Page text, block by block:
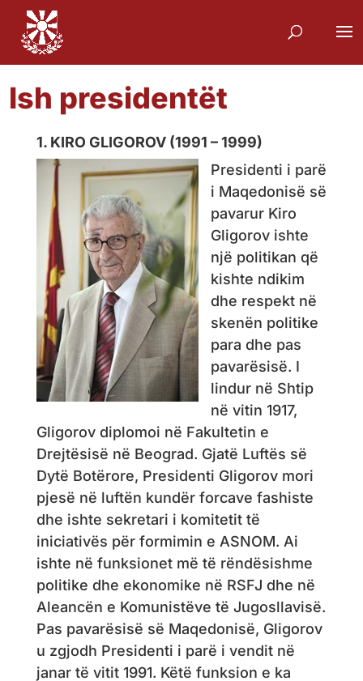
Ish presidentët
1. KIRO GLIGOROV (1991 – 1999)
Presidenti i parë
i Maqedonisë së
pavarur Kiro
Gligorov ishte
një politikan që
kishte ndikim
dhe respekt në
skenën politike
para dhe pas
pavarësisë. I
lindur në Shtip
në vitin 1917,
Gligorov diplomoi në Fakultetin e
Drejtësisë në Beograd. Gjatë Luftës së
Dytë Botërore, Presidenti Gligorov mori
pjesë në luftën kundër forcave fashiste
dhe ishte sekretari i komitetit të
iniciativës për formimin e ASNOM. Ai
ishte në funksionet më të rëndësishme
politike dhe ekonomike në RSFJ dhe në
Aleancën e Komunistëve të Jugosllavisë.
Pas pavarësisë së Maqedonisë, Gligorov
u zgjodh Presidenti i parë i vendit në
janar të vitit 1991. Këtë funksion e ka